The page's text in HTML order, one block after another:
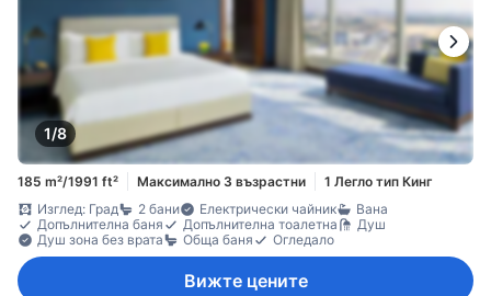
1/8
185 m²/1991 ft² Максимално 3 възрастни
1 Легло тип Кинг
Изглед: Град
2 бани Електрически чайник
Вана
Допълнителна баня
Допълнителна тоалетна
Душ
Душ зона без врата
Обща баня Огледало
Вижте цените